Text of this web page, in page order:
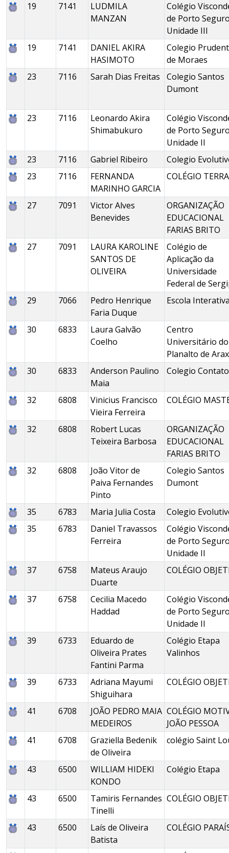
19 7141
LUDMILA
MANZAN
Colégio
de Porto
Unidade III
19
7141
DANIEL AKIRA
HASIMOTO
Colegio
de Moraes
23
7116 Sarah Dias Freitas
Colegio Santos
Dumont
23 7116
Leonardo Akira
Shimabukuro
Colégio
de Porto
Unidade II
23
7116 Gabriel Ribeiro
Colegio
23
7116
FERNANDA
MARINHO GARCIA
COLÉGIO
27 7091
Victor Alves
Benevides
ORGANIZAÇÃO
EDUCACIONAL
FARIAS BRITO
27
7091
LAURA KAROLINE
SANTOS DE
OLIVEIRA
Colégio de
Aplicação da
Universidade
Federal de
29
7066
Pedro Henrique
Faria Duque
Escola
30 6833
Laura Galvão
Coelho
Centro
Universitário do
Planalto de
30
6833
Anderson Paulino
Maia
Colegio Contato
32 6808
Vinicius Francisco
Vieira Ferreira
COLÉGIO
32 6808
Robert Lucas
Teixeira Barbosa
ORGANIZAÇÃO
EDUCACIONAL
FARIAS BRITO
32
6808
João Vitor de
Paiva Fernandes
Pinto
Colegio Santos
Dumont
35 6783 Maria Julia Costa
Colegio
35
6783
Daniel Travassos
Ferreira
Colégio
de Porto
Unidade II
37
6758
Mateus Araujo
Duarte
COLÉGIO
37 6758
Cecilia Macedo
Haddad
Colégio
de Porto
Unidade II
39
6733
Eduardo de
Oliveira Prates
Fantini Parma
Colégio Etapa
Valinhos
39 6733
Adriana Mayumi
Shiguihara
COLÉGIO
41 6708
JOÃO PEDRO MAIA
MEDEIROS
COLÉGIO
JOÃO PESSOA
41
6708
Graziella Bedenik
de Oliveira
colégio Saint
43 6500
WILLIAM HIDEKI
KONDO
Colégio Etapa
43 6500
Tamiris Fernandes
Tinelli
COLÉGIO
43 6500
Laís de Oliveira
Batista
COLÉGIO